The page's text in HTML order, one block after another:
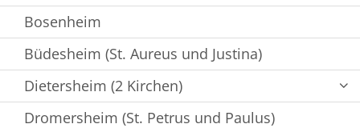
Bosenheim
Büdesheim (St. Aureus und Justina)
Dietersheim (2 Kirchen)
Dromersheim (St. Petrus und Paulus)